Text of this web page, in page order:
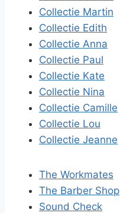
Collectie Martin
Collectie Edith
Collectie Anna
Collectie Paul
Collectie Kate
Collectie Nina
Collectie Camille
Collectie Lou
Collectie Jeanne
The Workmates
The Barber Shop
Sound Check